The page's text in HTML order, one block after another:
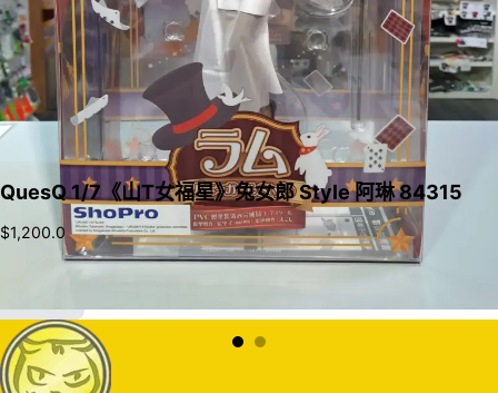
QuesQ 1/7《山T女福星》兔女郎 Style 阿琳 84315
$1,200.0